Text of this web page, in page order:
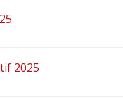
2025